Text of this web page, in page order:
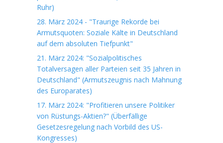
Ruhr)
28. März 2024 - "Traurige Rekorde bei
Armutsquoten: Soziale Kälte in Deutschland
auf dem absoluten Tiefpunkt"
21. März 2024: "Sozialpolitisches
Totalversagen aller Parteien seit 35 Jahren in
Deutschland" (Armutszeugnis nach Mahnung
des Europarates)
17. März 2024: "Profitieren unsere Politiker
von Rüstungs-Aktien?" (Überfällige
Gesetzesregelung nach Vorbild des US-
Kongresses)